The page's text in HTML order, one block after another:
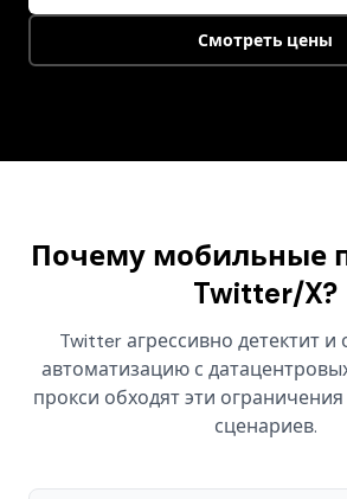
Смотреть цены
Почему мобильные
Twitter/X?
Twitter агрессивно детектит и
автоматизацию с
прокси обходят эти
сценариев.